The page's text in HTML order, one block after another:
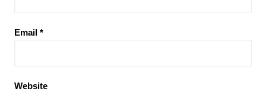
Email *
Website